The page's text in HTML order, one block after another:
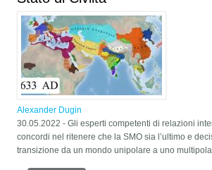
Alexander Dugin
30.05.2022 - Gli esperti competenti di relazioni
concordi nel ritenere che la SMO sia l’ultimo e
transizione da un mondo unipolare a uno